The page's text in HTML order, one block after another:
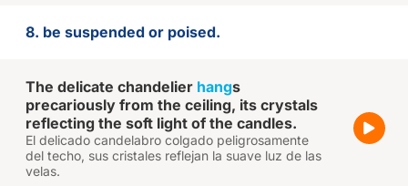
8. be suspended or poised.
The delicate chandelier hangs
precariously from the ceiling, its crystals
reflecting the soft light of the candles.
El delicado candelabro colgado peligrosamente
del techo, sus cristales reflejan la suave luz de las
velas.